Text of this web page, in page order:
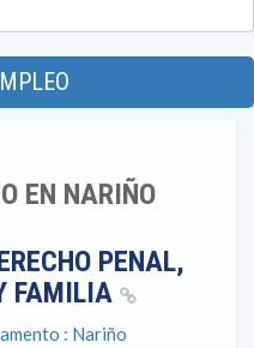
EN NARIÑO
PENAL,
FAMILIA
: Nariño